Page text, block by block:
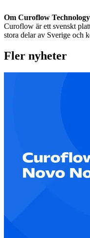
Om Curoflow Technology
Curoflow är ett svenskt
stora delar av Sverige och
Fler nyheter